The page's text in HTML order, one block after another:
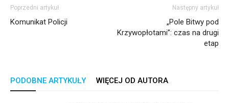
Poprzedni artykuł
Komunikat Policji
Następny artykuł
„Pole Bitwy pod
Krzywopłotami”: czas na drugi
etap
PODOBNE ARTYKUŁY WIĘCEJ OD AUTORA